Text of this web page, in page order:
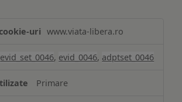
www.viata-libera.ro
evid_set_0046, evid_0046, adptset_0046
Primare